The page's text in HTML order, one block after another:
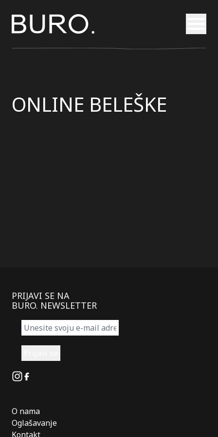
ONLINE BELEŠKE
PRIJAVI SE NA
BURO. NEWSLETTER
Instagram
Facebook
O nama
Oglašavanje
Kontakt